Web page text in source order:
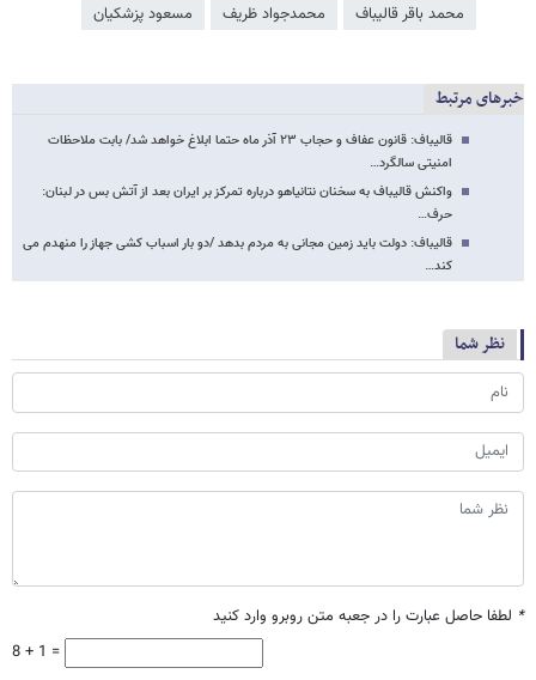
محمد باقر قالیباف محمدجواد ظریف مسعود پزشکیان
خبرهای مرتبط
قالیباف: قانون عفاف و حجاب ۲۳ آذر ماه حتما ابلاغ خواهد شد/ بابت ملاحظات
امنیتی سالگرد…
واکنش قالیباف به سخنان نتانیاهو درباره تمرکز بر ایران بعد از آتش بس در لبنان:
حرف…
قالیباف: دولت باید زمین مجانی به مردم بدهد /دو بار اسباب کشی جهاز را منهدم می
کند…
نظر شما
* لطفا حاصل عبارت را در جعبه متن روبرو وارد کنید
8 + 1 =